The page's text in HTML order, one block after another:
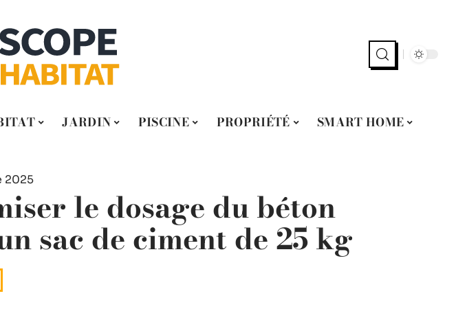
JARDIN PISCINE PROPRIÉTÉ SMART HOME
2025
le dosage du béton
sac de ciment de 25 kg